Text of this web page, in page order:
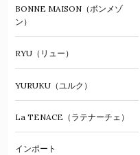
BONNE MAISON（ボンメゾ
ン）
RYU（リュー）
YURUKU（ユルク）
La TENACE（ラテナーチェ）
インポート